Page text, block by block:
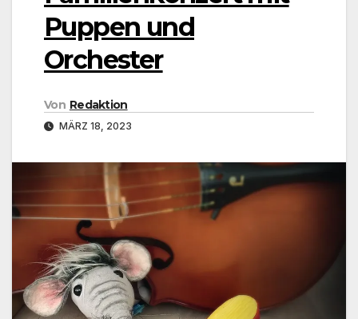
Puppen und
Orchester
Von Redaktion
MÄRZ 18, 2023